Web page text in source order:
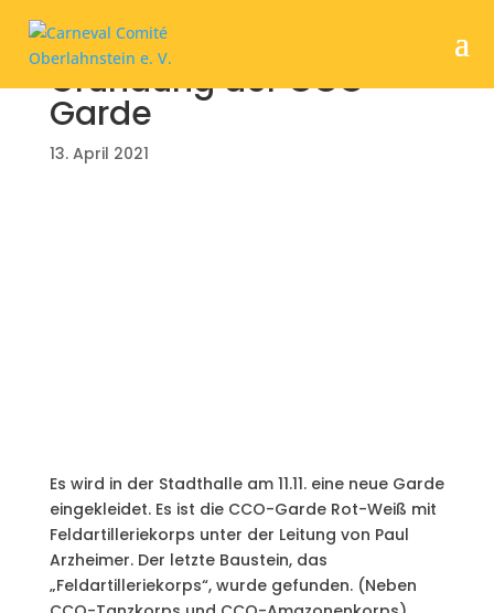
Gründung der CCO-
Garde
13. April 2021
Es wird in der Stadthalle am 11.11. eine neue Garde
eingekleidet. Es ist die CCO-Garde Rot-Weiß mit
Feldartilleriekorps unter der Leitung von Paul
Arzheimer. Der letzte Baustein, das
„Feldartilleriekorps“, wurde gefunden. (Neben